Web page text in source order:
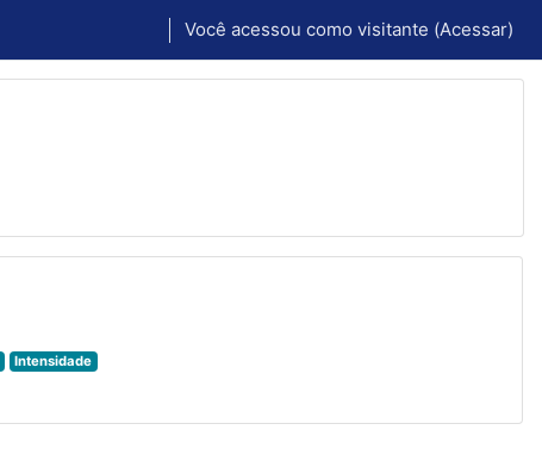
Você acessou como visitante (Acessar)
Intensidade